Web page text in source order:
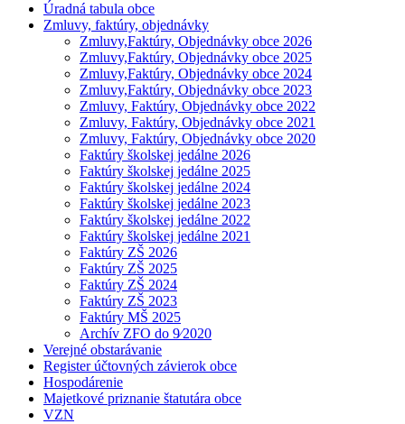
Úradná tabula obce
Zmluvy, faktúry, objednávky
Zmluvy,Faktúry, Objednávky obce 2026
Zmluvy,Faktúry, Objednávky obce 2025
Zmluvy,Faktúry, Objednávky obce 2024
Zmluvy,Faktúry, Objednávky obce 2023
Zmluvy, Faktúry, Objednávky obce 2022
Zmluvy, Faktúry, Objednávky obce 2021
Zmluvy, Faktúry, Objednávky obce 2020
Faktúry školskej jedálne 2026
Faktúry školskej jedálne 2025
Faktúry školskej jedálne 2024
Faktúry školskej jedálne 2023
Faktúry školskej jedálne 2022
Faktúry školskej jedálne 2021
Faktúry ZŠ 2026
Faktúry ZŠ 2025
Faktúry ZŠ 2024
Faktúry ZŠ 2023
Faktúry MŠ 2025
Archív ZFO do 9⁄2020
Verejné obstarávanie
Register účtovných závierok obce
Hospodárenie
Majetkové priznanie štatutára obce
VZN